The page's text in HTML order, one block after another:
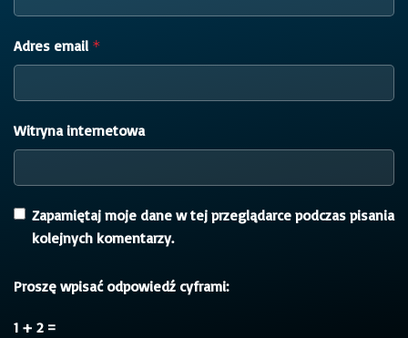
Adres email *
Witryna internetowa
Zapamiętaj moje dane w tej przeglądarce podczas pisania
kolejnych komentarzy.
Proszę wpisać odpowiedź cyframi:
1 + 2 =